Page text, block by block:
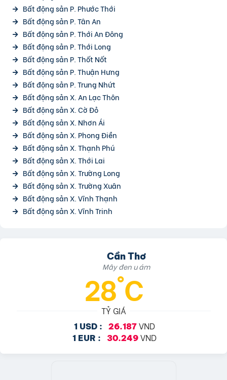
Bất động sản P. Phước Thới
Bất động sản P. Tân An
Bất động sản P. Thới An Đông
Bất động sản P. Thới Long
Bất động sản P. Thốt Nốt
Bất động sản P. Thuận Hưng
Bất động sản P. Trung Nhứt
Bất động sản X. An Lạc Thôn
Bất động sản X. Cờ Đỏ
Bất động sản X. Nhơn Ái
Bất động sản X. Phong Điền
Bất động sản X. Thạnh Phú
Bất động sản X. Thới Lai
Bất động sản X. Trường Long
Bất động sản X. Trường Xuân
Bất động sản X. Vĩnh Thạnh
Bất động sản X. Vĩnh Trinh
Cần Thơ
Mây đen u ám
28°C
TỶ GIÁ
1 USD : 26.187 VND
1 EUR : 30.249 VND